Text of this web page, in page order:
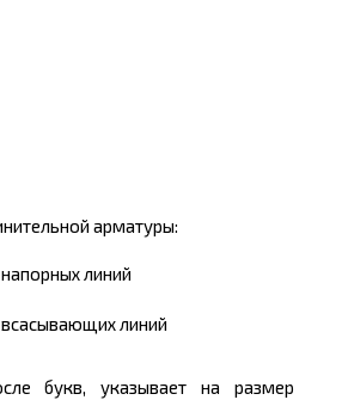
арматуры:
линий
линий
букв, указывает на размер